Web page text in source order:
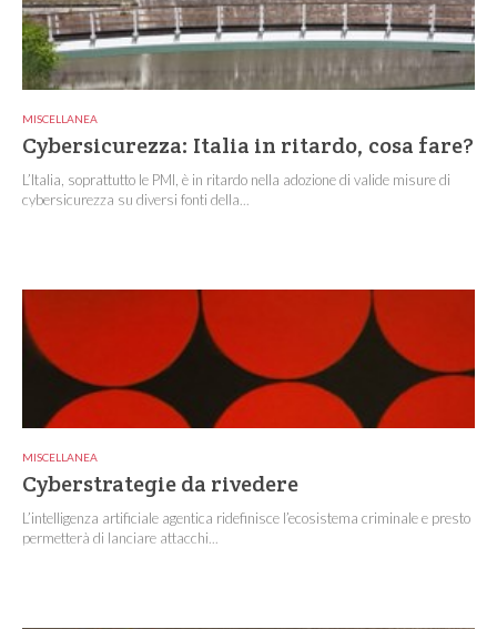
MISCELLANEA
Cybersicurezza: Italia in ritardo, cosa fare?
L’Italia, soprattutto le PMI, è in ritardo nella adozione di valide misure di
cybersicurezza su diversi fonti della...
MISCELLANEA
Cyberstrategie da rivedere
L’intelligenza artificiale agentica ridefinisce l’ecosistema criminale e presto
permetterà di lanciare attacchi...